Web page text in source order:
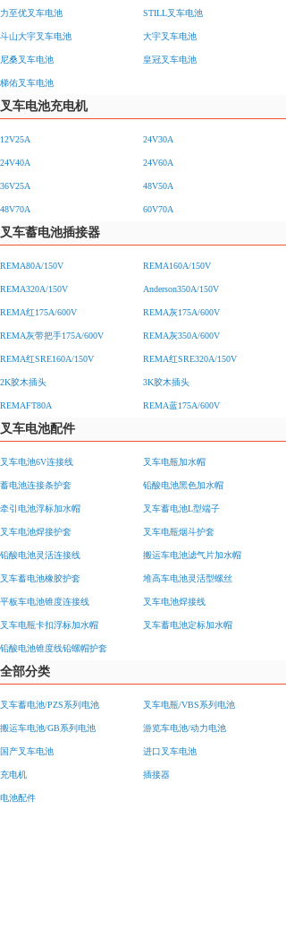
力至优叉车电池 STILL叉车电池
斗山大宇叉车电池 大宇叉车电池
尼桑叉车电池 皇冠叉车电池
梯佑叉车电池
叉车电池充电机
12V25A 24V30A
24V40A 24V60A
36V25A 48V50A
48V70A 60V70A
叉车蓄电池插接器
REMA80A/150V REMA160A/150V
REMA320A/150V Anderson350A/150V
REMA红175A/600V REMA灰175A/600V
REMA灰带把手175A/600V REMA灰350A/600V
REMA红SRE160A/150V REMA红SRE320A/150V
2K胶木插头 3K胶木插头
REMAFT80A REMA蓝175A/600V
叉车电池配件
叉车电池6V连接线 叉车电瓶加水帽
蓄电池连接条护套 铅酸电池黑色加水帽
牵引电池浮标加水帽 叉车蓄电池L型端子
叉车电池焊接护套 叉车电瓶烟斗护套
铅酸电池灵活连接线 搬运车电池滤气片加水帽
叉车蓄电池橡胶护套 堆高车电池灵活型螺丝
平板车电池锥度连接线 叉车电池焊接线
叉车电瓶卡扣浮标加水帽 叉车蓄电池定标加水帽
铅酸电池锥度线铅螺帽护套
全部分类
叉车蓄电池/PZS系列电池 叉车电瓶/VBS系列电池
搬运车电池/GB系列电池 游览车电池/动力电池
国产叉车电池 进口叉车电池
充电机 插接器
电池配件